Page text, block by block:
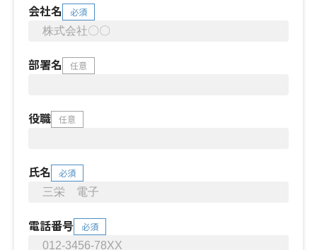
会社名 必須
部署名 任意
役職 任意
氏名 必須
電話番号 必須